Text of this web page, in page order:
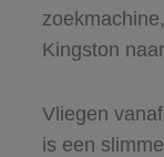
Kingston
Vliegen
is een